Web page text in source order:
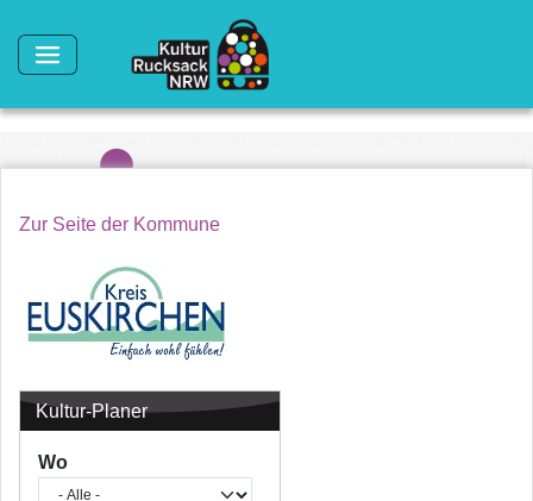
Zur Seite der Kommune
Kultur-Planer
Wo